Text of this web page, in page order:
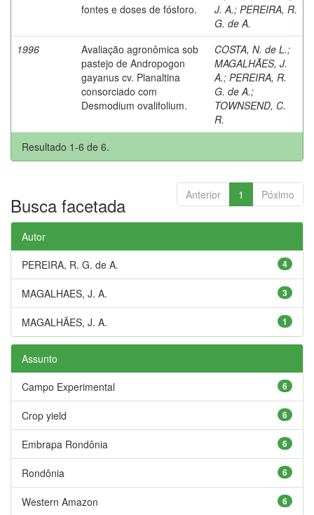
fontes e doses de fósforo.
J. A.; PEREIRA, R.
G. de A.
1996
Avaliação agronômica sob
pastejo de Andropogon
gayanus cv. Planaltina
consorciado com
Desmodium ovalifolium.
COSTA, N. de L.;
MAGALHÃES, J.
A.; PEREIRA, R.
G. de A.;
TOWNSEND, C.
R.
Resultado 1-6 de 6.
Anterior 1 Póximo
Busca facetada
Autor
4
PEREIRA, R. G. de A.
3
MAGALHAES, J. A.
1
MAGALHÃES, J. A.
Assunto
6
Campo Experimental
6
Crop yield
6
Embrapa Rondônia
6
Rondônia
6
Western Amazon